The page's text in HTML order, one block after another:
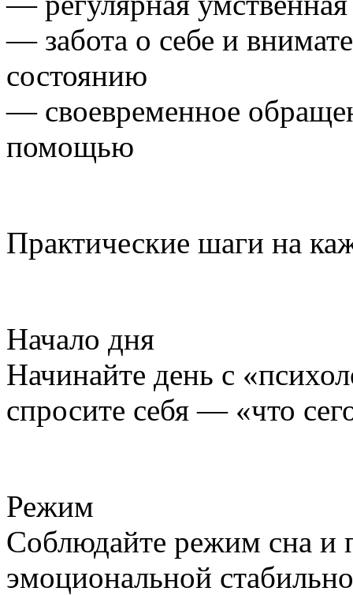
— забота о себе и
состоянию
— своевременное
помощью
Практические шаги на
Начало дня
Начинайте день с
спросите себя — «что
Режим
Соблюдайте режим сна и
эмоциональной